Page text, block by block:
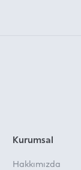
Kurumsal
Hakkımızda